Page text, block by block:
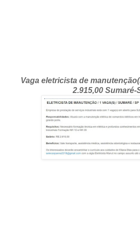
Vaga eletricista de
2.915,00 Sumaré-